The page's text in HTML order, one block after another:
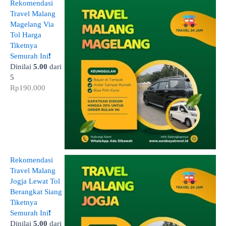
Rekomendasi
Travel Malang
Magelang Via
Tol Harga
Tiketnya
Semurah Ini❗
Dinilai 5.00 dari
5
Rp190.000
Rekomendasi
Travel Malang
Jogja Lewat Tol
Berangkat Siang
Tiketnya
Semurah Ini❗
Dinilai 5.00 dari